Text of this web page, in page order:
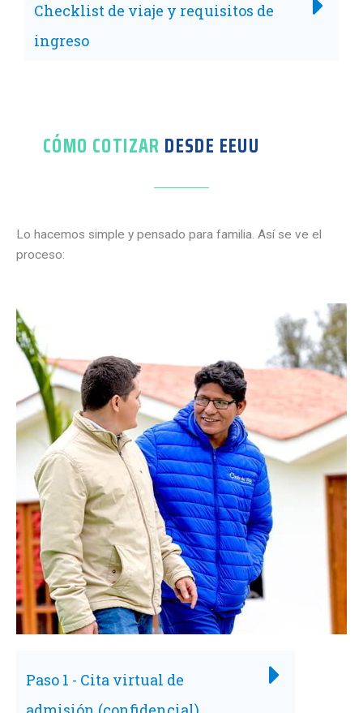
Checklist de viaje y requisitos de
ingreso
CÓMO COTIZAR DESDE EEUU
Lo hacemos simple y pensado para familia. Así se ve el
proceso:
Paso 1 - Cita virtual de